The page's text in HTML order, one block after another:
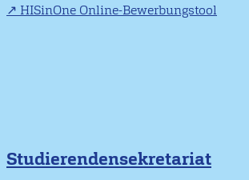
HISinOne Online-Bewerbungstool
Studierendensekretariat